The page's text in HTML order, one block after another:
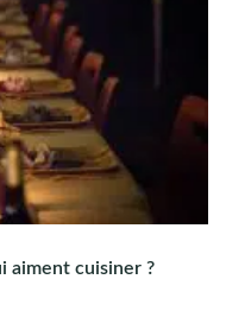
aiment cuisiner ?